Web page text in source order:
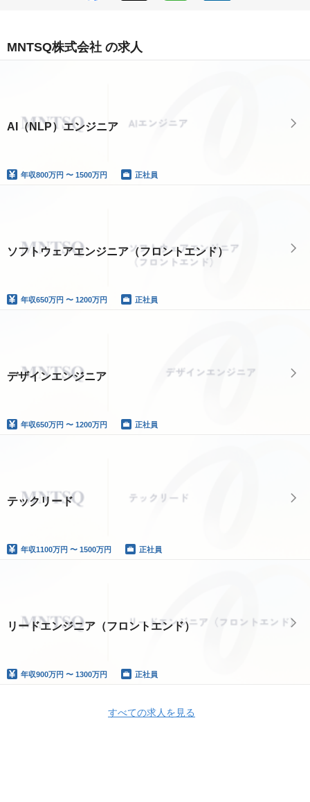
MNTSQ株式会社 の求人
AI（NLP）エンジニア
年収800万円 〜 1500万円 正社員
ソフトウェアエンジニア（フロントエンド）
年収650万円 〜 1200万円 正社員
デザインエンジニア
年収650万円 〜 1200万円 正社員
テックリード
年収1100万円 〜 1500万円 正社員
リードエンジニア（フロントエンド）
年収900万円 〜 1300万円 正社員
すべての求人を見る